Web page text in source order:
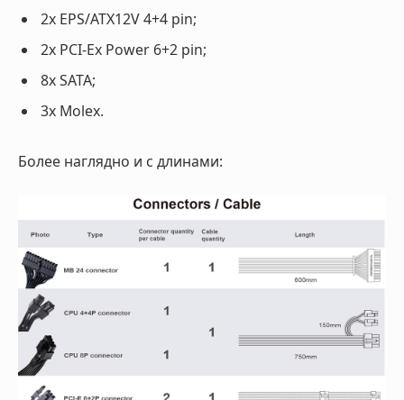
2x EPS/ATX12V 4+4 pin;
2x PCI-Ex Power 6+2 pin;
8x SATA;
3x Molex.
Более наглядно и с длинами: